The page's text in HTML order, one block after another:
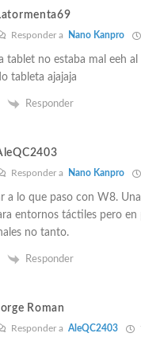
Responder a Nano Kanpro
tablet no estaba mal eeh
tableta ajajaja
Responder
Responder a Nano Kanpro
a lo que paso con W8.
entornos táctiles pero en
no tanto.
Responder
Roman
Responder a AleQC2403